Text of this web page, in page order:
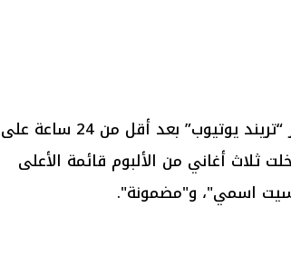
نجحت المطربة آمال ماهر في تصدر “تريند
ثلاث أغاني من الألبوم قائمة الأعلى
اسمي"، و"مضمونة".